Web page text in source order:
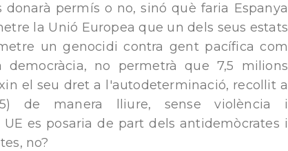
permís o no, sinó què faria Espanya
la Unió Europea que un dels seus estats
un genocidi contra gent pacífica com
no permetrà que 7,5 milions
el seu dret a l'autodeterminació, recollit a
de manera lliure, sense violència i
es posaria de part dels antidemòcrates i
no?